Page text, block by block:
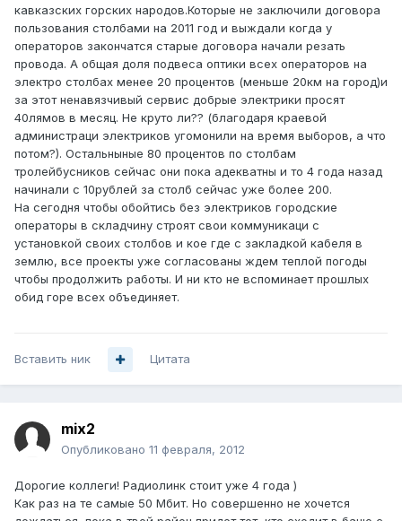
кавказских горских народов.Которые не заключили договора
пользования столбами на 2011 год и выждали когда у
операторов закончатся старые договора начали резать
провода. А общая доля подвеса оптики всех операторов на
электро столбах менее 20 процентов (меньше 20км на город)и
за этот ненавязчивый сервис добрые электрики просят
40лямов в месяц. Не круто ли?? (благодаря краевой
администраци электриков угомонили на время выборов, а что
потом?). Остальныные 80 процентов по столбам
тролейбусников сейчас они пока адекватны и то 4 года назад
начинали с 10рублей за столб сейчас уже более 200.
На сегодня чтобы обойтись без электриков городские
операторы в складчину строят свои коммуникаци с
установкой своих столбов и кое где с закладкой кабеля в
землю, все проекты уже согласованы ждем теплой погоды
чтобы продолжить работы. И ни кто не вспоминает прошлых
обид горе всех объединяет.
Вставить ник Цитата
mix2
Опубликовано 11 февраля, 2012
Дорогие коллеги! Радиолинк стоит уже 4 года )
Как раз на те самые 50 Мбит. Но совершенно не хочется